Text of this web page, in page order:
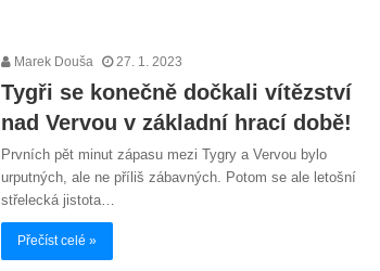
Marek Douša 27. 1. 2023
Tygři se konečně dočkali vítězství
nad Vervou v základní hrací době!
Prvních pět minut zápasu mezi Tygry a Vervou bylo
urputných, ale ne příliš zábavných. Potom se ale letošní
střelecká jistota…
Přečíst celé »